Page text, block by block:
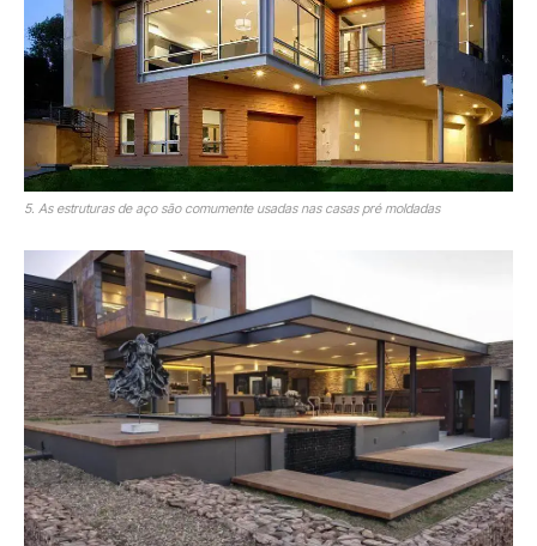
5. As estruturas de aço são comumente usadas nas casas pré moldadas